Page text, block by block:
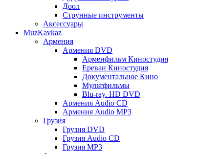
Доол
Струнные инструменты
Аксессуары
MuzKavkaz
Армения
Армения DVD
Арменфильм Киностудия
Ереван Киностудия
Документальное Кино
Мультфильмы
Blu-ray. HD DVD
Армения Audio CD
Армения Audio MP3
Грузия
Грузия DVD
Грузия Audio CD
Грузия MP3